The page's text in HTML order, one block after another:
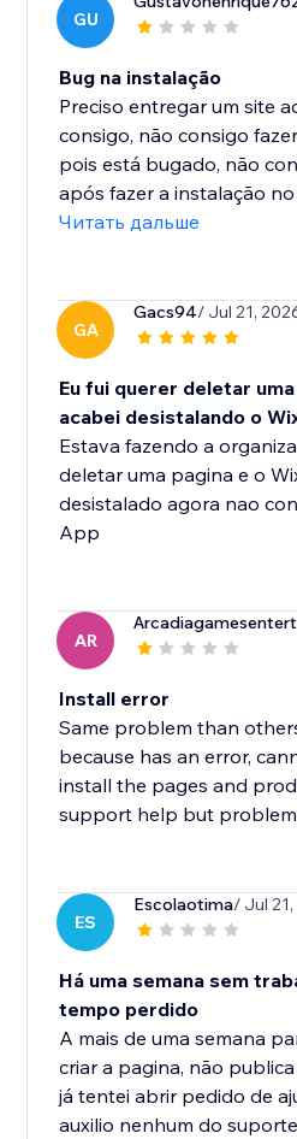
GU
Bug na instalação
Preciso entregar um site
consigo, não consigo
pois está bugado, não
após fazer a instalação
Читать дальше
GA
Gacs94/ Jul 21,
Eu fui querer deletar
acabei desistalando o
Estava fazendo a
deletar uma pagina e o
desistalado agora nao
App
AR
Arcadiagamesentert
Install error
Same problem than
because has an error,
install the pages and
support help but
ES
Escolaotima/ Jul
Há uma semana sem
tempo perdido
A mais de uma semana
criar a pagina, não
já tentei abrir pedido de
auxilio nenhum do